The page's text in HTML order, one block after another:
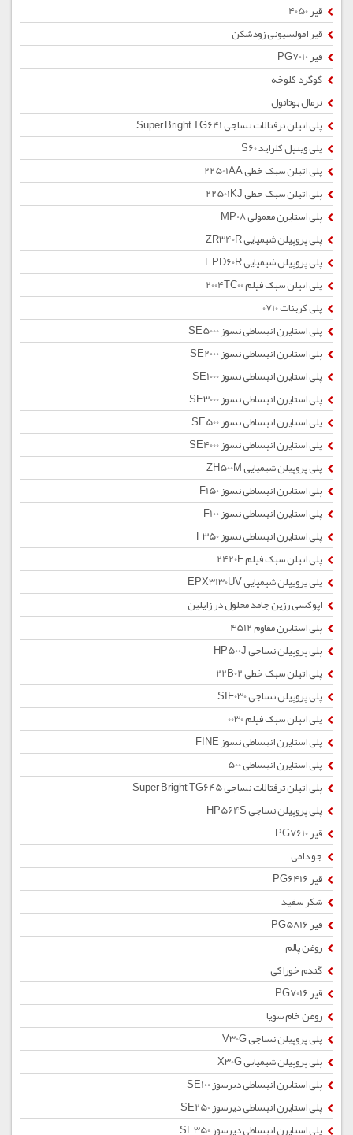
قیر 4050
قیر امولسیونی زودشکن
قیر PG7010
گوگرد کلوخه
نرمال بوتانول
پلی اتیلن ترفتالات نساجی Super Bright TG641
پلی وینیل کلراید S60
پلی اتیلن سبک خطی 22501AA
پلی اتیلن سبک خطی 22501KJ
پلی استایرن معمولی MP08
پلی پروپیلن شیمیایی ZR340R
پلی پروپیلن شیمیایی EPD60R
پلی اتیلن سبک فیلم 2004TC00
پلی کربنات 0710
پلی استایرن انبساطی نسوز SE5000
پلی استایرن انبساطی نسوز SE2000
پلی استایرن انبساطی نسوز SE1000
پلی استایرن انبساطی نسوز SE3000
پلی استایرن انبساطی نسوز SE500
پلی استایرن انبساطی نسوز SE4000
پلی پروپیلن شیمیایی ZH500M
پلی استایرن انبساطی نسوز F150
پلی استایرن انبساطی نسوز F100
پلی استایرن انبساطی نسوز F350
پلی اتیلن سبک فیلم 2420F
پلی پروپیلن شیمیایی EPX3130UV
اپوکسی رزین جامد محلول در زایلین
پلی استایرن مقاوم 4512
پلی پروپیلن نساجی HP500J
پلی اتیلن سبک خطی 22B02
پلی پروپیلن نساجی SIF030
پلی اتیلن سبک فیلم 0030
پلی استایرن انبساطی نسوز FINE
پلی استایرن انبساطی 500
پلی اتیلن ترفتالات نساجی Super Bright TG645
پلی پروپیلن نساجی HP564S
قیر PG7610
جو دامی
قیر PG6416
شکر سفید
قیر PG5816
روغن پالم
گندم خوراکی
قیر PG7016
روغن خام سویا
پلی پروپیلن نساجی V30G
پلی پروپیلن شیمیایی X30G
پلی استایرن انبساطی دیرسوز SE100
پلی استایرن انبساطی دیرسوز SE250
پلی استایرن انبساطی دیرسوز SE350